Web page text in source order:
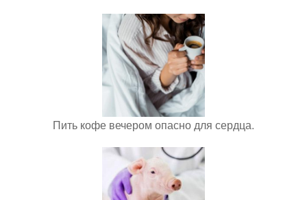
Пить кофе вечером опасно для сердца.